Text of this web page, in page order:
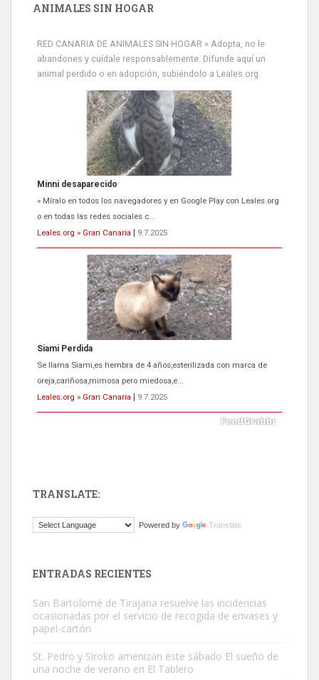
ANIMALES SIN HOGAR
RED CANARIA DE ANIMALES SIN HOGAR » Adopta, no le
abandones y cuídale responsablemente. Difunde aquí un
animal perdido o en adopción, subiéndolo a Leales.org
Minni desaparecido
» Míralo en todos los navegadores y en Google Play con Leales.org
o en todas las redes sociales c...
Leales.org » Gran Canaria
9.7.2025
Siami Perdida
Se llama Siami,es hembra de 4 años,esterilizada con marca de
oreja,cariñosa,mimosa pero miedosa,e...
Leales.org » Gran Canaria
9.7.2025
El ayuntamiento se va a llevar a Los Gatos callejeros de la zona los
TRANSLATE:
Powered by Translate
ENTRADAS RECIENTES
San Bartolomé de Tirajana resuelve las incidencias
ocasionadas por el servicio de recogida de envases y
papel-cartón
St. Pedro y Siroko amenizan este sábado El sueño de
una noche de verano en El Tablero